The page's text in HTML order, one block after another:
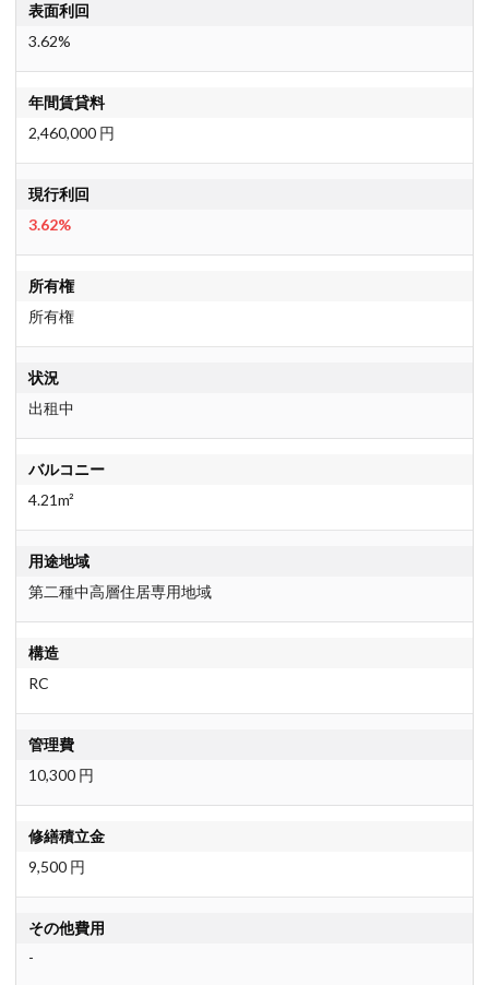
表面利回
3.62%
年間賃貸料
2,460,000 円
現行利回
3.62%
所有権
所有権
状況
出租中
バルコニー
4.21m²
用途地域
第二種中高層住居専用地域
構造
RC
管理費
10,300 円
修繕積立金
9,500 円
その他費用
-